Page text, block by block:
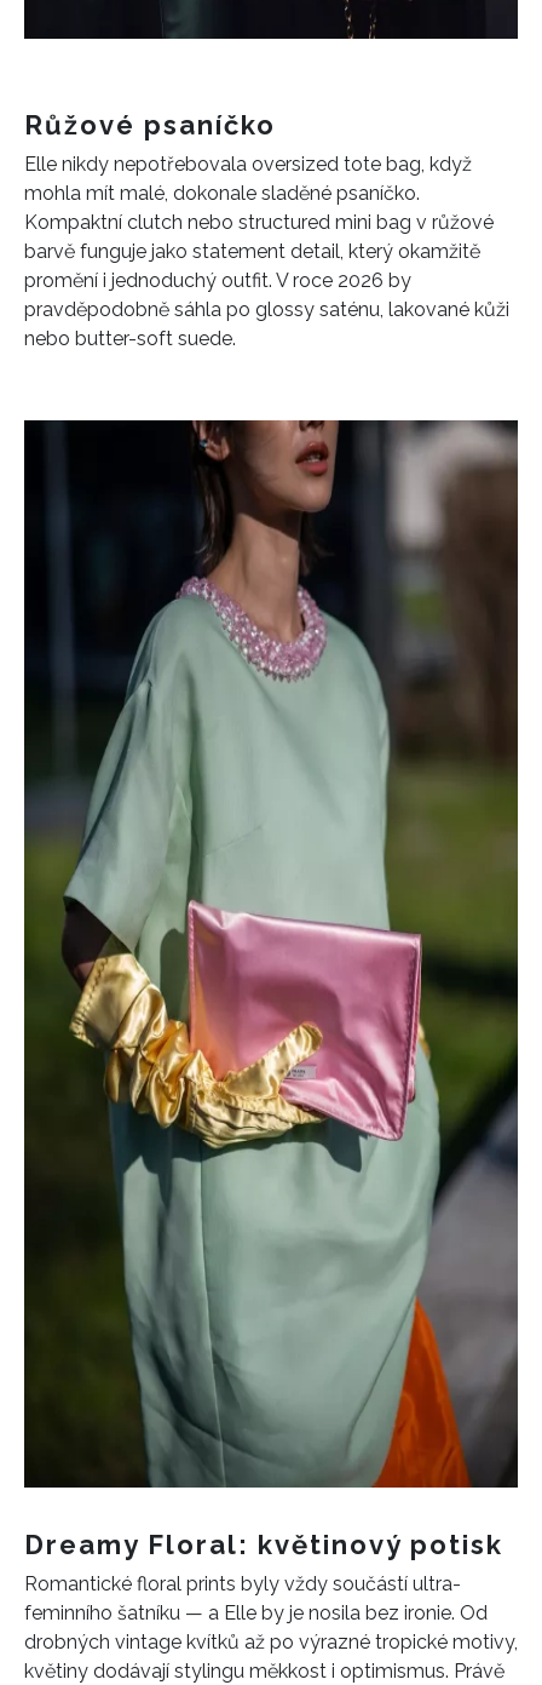
REDAKCE
Růžové psaníčko
Elle nikdy nepotřebovala oversized tote bag, když
mohla mít malé, dokonale sladěné psaníčko.
Kompaktní clutch nebo structured mini bag v růžové
barvě funguje jako statement detail, který okamžitě
promění i jednoduchý outfit. V roce 2026 by
pravděpodobně sáhla po glossy saténu, lakované kůži
nebo butter-soft suede.
Dreamy Floral: květinový potisk
Romantické floral prints byly vždy součástí ultra-
feminního šatníku — a Elle by je nosila bez ironie. Od
drobných vintage kvítků až po výrazné tropické motivy,
květiny dodávají stylingu měkkost i optimismus. Právě